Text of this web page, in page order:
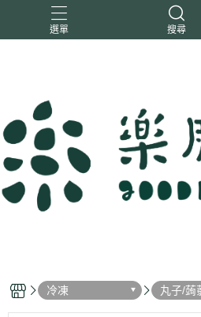
選單 搜尋
一樂鶴
冷凍
丸子/蒟
鍋料